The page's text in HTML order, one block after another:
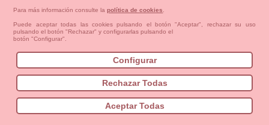
Bebés Pequeños/as Niña Niño
Mamas & Papas
NUEVA COLECCION
OUTLET-ULTIMAS TALLAS
Información Legal
política de devoluciones y reembolsos
Aviso Legal Aviso Cookies
Cómo crear tu cuenta OKAA.
Mapa del sitio
Para más información consulte lapolítica de cookies
Puede aceptar todas las cookies pulsando el botón "Aceptar", rechazar su uso
pulsando el botón "Rechazar" y configurarlas pulsando el
botón "Configurar".
Configurar
Rechazar Todas
Aceptar Todas